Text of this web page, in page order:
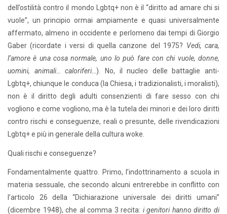
dell’ostilità contro il mondo Lgbtq+ non è il “diritto ad amare chi si
vuole”, un principio ormai ampiamente e quasi universalmente
affermato, almeno in occidente e perlomeno dai tempi di Giorgio
Gaber (ricordate i versi di quella canzone del 1975? Vedi, cara,
l’amore è una cosa normale, uno lo può fare con chi vuole, donne,
uomini, animali… caloriferi…). No, il nucleo delle battaglie anti-
Lgbtq+, chiunque le conduca (la Chiesa, i tradizionalisti, i moralisti),
non è il diritto degli adulti consenzienti di fare sesso con chi
vogliono e come vogliono, ma è la tutela dei minori e dei loro diritti
contro rischi e conseguenze, reali o presunte, delle rivendicazioni
Lgbtq+ e più in generale della cultura woke.
Quali rischi e conseguenze?
Fondamentalmente quattro. Primo, l’indottrinamento a scuola in
materia sessuale, che secondo alcuni entrerebbe in conflitto con
l’articolo 26 della “Dichiarazione universale dei diritti umani”
(dicembre 1948), che al comma 3 recita: i genitori hanno diritto di